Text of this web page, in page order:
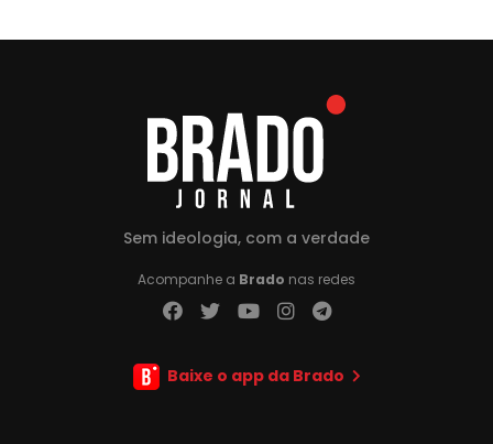
Sem ideologia, com a verdade
Acompanhe a Brado nas redes
Baixe o app da Brado